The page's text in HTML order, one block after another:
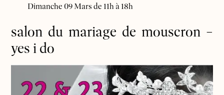
Dimanche 09 Mars de 11h à 18h
salon du mariage de mouscron –
yes i do